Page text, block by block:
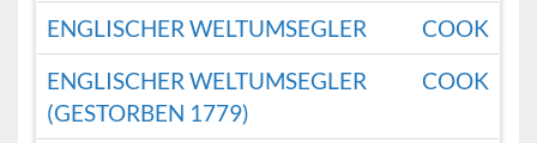
ENGLISCHER WELTUMSEGLER
COOK
ENGLISCHER WELTUMSEGLER
(GESTORBEN 1779)
COOK